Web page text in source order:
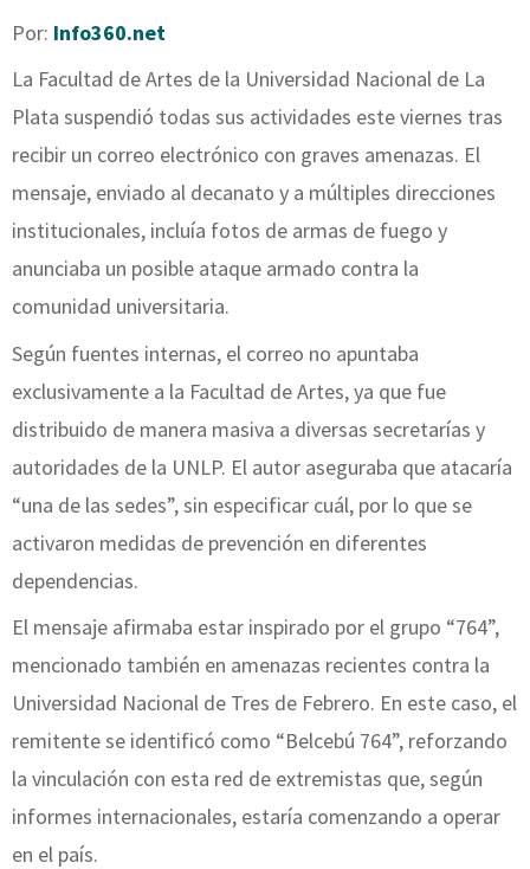
Por: Info360.net
La Facultad de Artes de la Universidad Nacional de La
Plata suspendió todas sus actividades este viernes tras
recibir un correo electrónico con graves amenazas. El
mensaje, enviado al decanato y a múltiples direcciones
institucionales, incluía fotos de armas de fuego y
anunciaba un posible ataque armado contra la
comunidad universitaria.
Según fuentes internas, el correo no apuntaba
exclusivamente a la Facultad de Artes, ya que fue
distribuido de manera masiva a diversas secretarías y
autoridades de la UNLP. El autor aseguraba que atacaría
“una de las sedes”, sin especificar cuál, por lo que se
activaron medidas de prevención en diferentes
dependencias.
El mensaje afirmaba estar inspirado por el grupo “764”,
mencionado también en amenazas recientes contra la
Universidad Nacional de Tres de Febrero. En este caso, el
remitente se identificó como “Belcebú 764”, reforzando
la vinculación con esta red de extremistas que, según
informes internacionales, estaría comenzando a operar
en el país.